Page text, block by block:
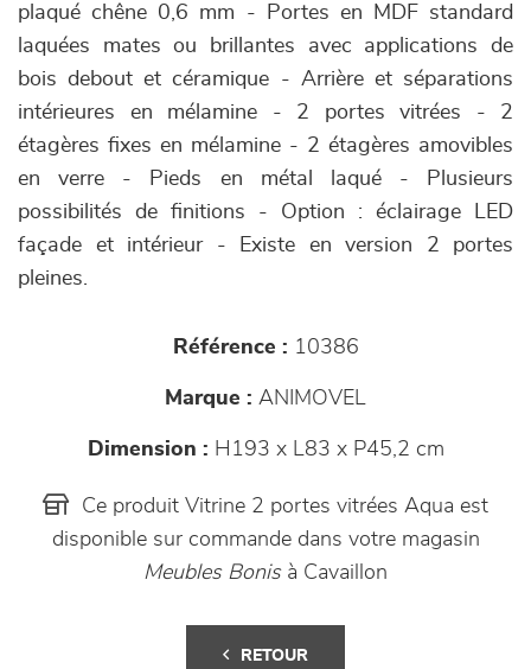
plaqué chêne 0,6 mm - Portes en MDF standard
laquées mates ou brillantes avec applications de
bois debout et céramique - Arrière et séparations
intérieures en mélamine - 2 portes vitrées - 2
étagères fixes en mélamine - 2 étagères amovibles
en verre - Pieds en métal laqué - Plusieurs
possibilités de finitions - Option : éclairage LED
façade et intérieur - Existe en version 2 portes
pleines.
Référence : 10386
Marque : ANIMOVEL
Dimension : H193 x L83 x P45,2 cm
Ce produit Vitrine 2 portes vitrées Aqua est
disponible sur commande dans votre magasin
Meubles Bonisà Cavaillon
RETOUR